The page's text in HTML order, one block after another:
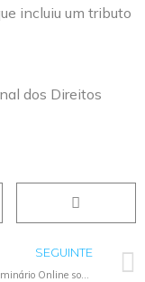
incluiu um tributo
SEGUINTE
Inscrição: Seminário Online sobre a história centenária da Liga